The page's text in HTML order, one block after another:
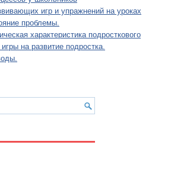
игр и упражнений на уроках
проблемы.
характеристика подросткового
на развитие подростка.